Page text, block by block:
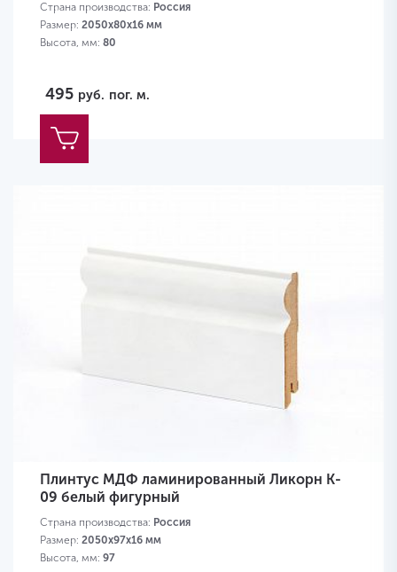
Страна производства: Россия
Размер: 2050х80х16 мм
Высота, мм: 80
495 руб. пог. м.
Плинтус МДФ ламинированный Ликорн K-
09 белый фигурный
Страна производства: Россия
Размер: 2050х97х16 мм
Высота, мм: 97